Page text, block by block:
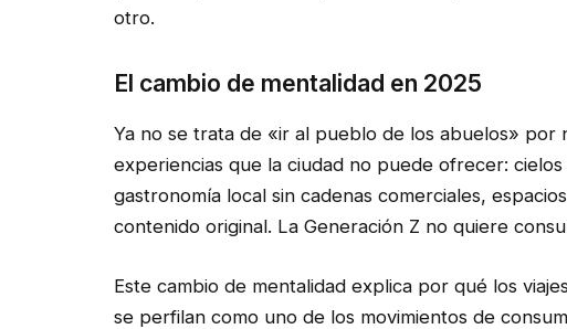
otro.
El cambio de mentalidad en 2025
Ya no se trata de «ir al pueblo de los abuelos» por
experiencias que la ciudad no puede ofrecer:
gastronomía local sin cadenas comerciales,
contenido original. La Generación Z no quiere
Este cambio de mentalidad explica por qué los
se perfilan como uno de los movimientos de